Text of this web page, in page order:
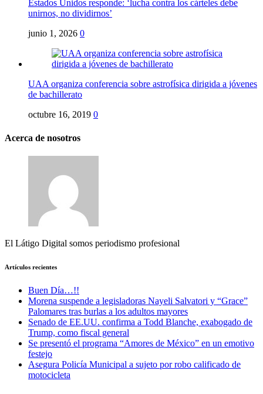
Estados Unidos responde: ‘lucha contra los cárteles debe
unirnos, no dividirnos’
junio 1, 2026 0
UAA organiza conferencia sobre astrofísica dirigida a jóvenes
de bachillerato
octubre 16, 2019 0
Acerca de nosotros
El Látigo Digital somos periodismo profesional
Artículos recientes
Buen Día…!!
Morena suspende a legisladoras Nayeli Salvatori y “Grace”
Palomares tras burlas a los adultos mayores
Senado de EE.UU. confirma a Todd Blanche, exabogado de
Trump, como fiscal general
Se presentó el programa “Amores de México” en un emotivo
festejo
Asegura Policía Municipal a sujeto por robo calificado de
motocicleta